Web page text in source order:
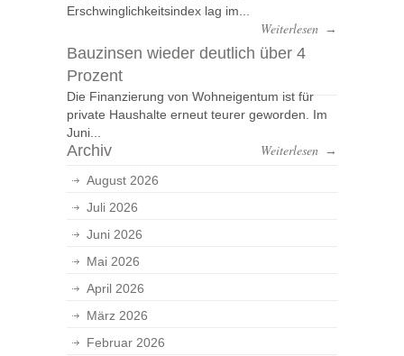
Erschwinglichkeitsindex lag im...
Weiterlesen →
Bauzinsen wieder deutlich über 4
Prozent
Die Finanzierung von Wohneigentum ist für
private Haushalte erneut teurer geworden. Im
Juni...
Weiterlesen →
Archiv
August 2026
Juli 2026
Juni 2026
Mai 2026
April 2026
März 2026
Februar 2026